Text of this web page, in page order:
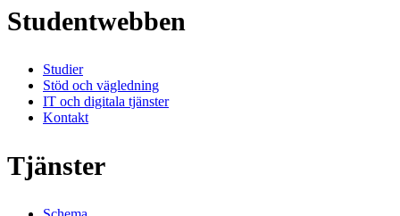
Studentwebben
Studier
Stöd och vägledning
IT och digitala tjänster
Kontakt
Tjänster